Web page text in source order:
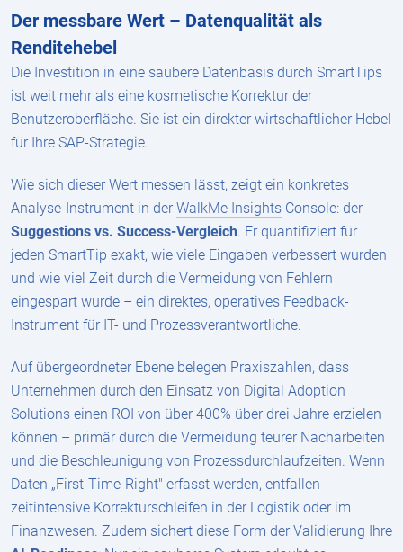
Der messbare Wert – Datenqualität als
Renditehebel
Die Investition in eine saubere Datenbasis durch SmartTips
ist weit mehr als eine kosmetische Korrektur der
Benutzeroberfläche. Sie ist ein direkter wirtschaftlicher Hebel
für Ihre SAP-Strategie.
Wie sich dieser Wert messen lässt, zeigt ein konkretes
Analyse-Instrument in derWalkMe Insights Console: der
Suggestions vs. Success-Vergleich. Er quantifiziert für
jeden SmartTip exakt, wie viele Eingaben verbessert wurden
und wie viel Zeit durch die Vermeidung von Fehlern
eingespart wurde – ein direktes, operatives Feedback-
Instrument für IT- und Prozessverantwortliche.
Auf übergeordneter Ebene belegen Praxiszahlen, dass
Unternehmen durch den Einsatz von Digital Adoption
Solutions einen ROI von über 400% über drei Jahre erzielen
können – primär durch die Vermeidung teurer Nacharbeiten
und die Beschleunigung von Prozessdurchlaufzeiten. Wenn
Daten „First-Time-Right" erfasst werden, entfallen
zeitintensive Korrekturschleifen in der Logistik oder im
Finanzwesen. Zudem sichert diese Form der Validierung Ihre